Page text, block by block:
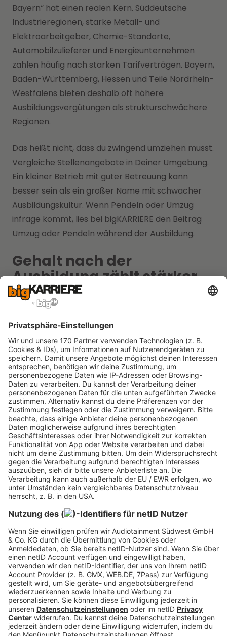
Bayern“ hat einen realen Kern. Süddeutsche
Industrieregionen, starke Metall- und
Elektroarbeitgeber, Chemie-Standorte,
Automobilzulieferer und Energieunternehmen
zahlen häufig nach starken Tarifverträgen. Bayern,
Baden-Württemberg, Hessen und Teile Nordrhein-
Westfalens bieten deshalb oft höhere
Ausbildungsvergütungen als strukturschwächere
Regionen.
Das heißt nicht, dass du zwingend umziehen musst.
Vergleiche Stellenangebote in Deiner Umgebung.
Ein kleiner Betrieb mit guter Betreuung kann
besser sein als ein großer Name mit schwacher
Ausbildungskultur. Wenn Pendeln oder Umzug
infrage kommt, lies bei bigKARRIERE den Beitrag
Umzug oder Pendeln während der Ausbildung.
Gehalt nach der
Ausbildung zählt stärker
als das erste Lehrjahr
Bestbezahlte Ausbildungsberufe erkennst du nicht
allein an der Ausbildungsvergütung. Wichtiger ist
die Frage: Was verdienst du nach der Prüfung?
Stepstone nennt für Berufseinsteiger:innen nach
Ausbildung einen Brutto-Median von 34.250 Euro.
Besonders stark liegen Chemikant:innen,
Sozialversicherungsfachangestellte,
Elektroniker:innen für Automatisierungstechnik,
Bankkaufleute, Industriemechaniker:innen und
Mechatroniker:innen.
Nach ein paar Jahren zählen Spezialisierung,
Schichtzulagen, Verantwortung, Meister:in,
Techniker:in, Fachwirt:in oder
Ausbilder:innenschein. Stepstone nennt für
Meister:innen im Median 52.000 Euro brutto, also
ein Niveau, das sich mit vielen Bachelor-Einstiegen
messen kann.
Wenn du Gehalt richtig einschätzen willst,
unterscheide Brutto und Netto. Genau dafür hat
bigKARRIERE den Ratgeber Netto und Brutto. Für
spätere Gespräche hilft dir Gehaltsvorstellung